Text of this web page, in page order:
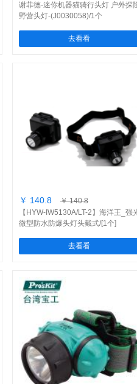
谢菲德-迷你机器猫骑行头灯 户外探
野营头灯-(J0030058)/1个
去看看
￥ 140.8
￥ 140.8
【HYW-IW5130A/LT-2】海洋王_强
微型防水防爆头灯头戴式/[1个]
去看看